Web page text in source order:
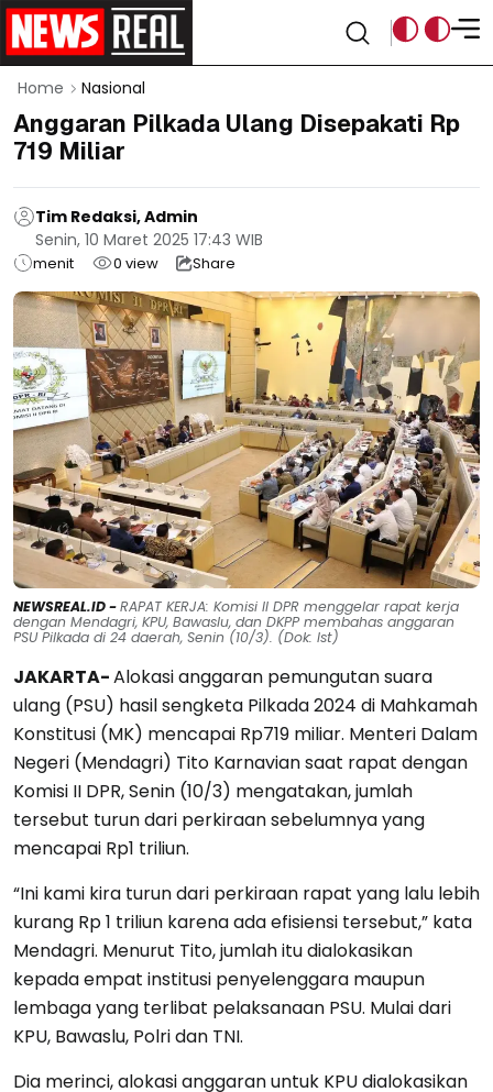
Home Nasional
Anggaran Pilkada Ulang Disepakati Rp
719 Miliar
Tim Redaksi, Admin
Senin, 10 Maret 2025 17:43 WIB
menit 0 view Share
NEWSREAL.ID -RAPAT KERJA: Komisi II DPR menggelar rapat kerja
dengan Mendagri, KPU, Bawaslu, dan DKPP membahas anggaran
PSU Pilkada di 24 daerah, Senin (10/3). (Dok: Ist)
JAKARTA-Alokasi anggaran pemungutan suara
ulang (PSU) hasil sengketa Pilkada 2024 di Mahkamah
Konstitusi (MK) mencapai Rp719 miliar. Menteri Dalam
Negeri (Mendagri) Tito Karnavian saat rapat dengan
Komisi II DPR, Senin (10/3) mengatakan, jumlah
tersebut turun dari perkiraan sebelumnya yang
mencapai Rp1 triliun.
“Ini kami kira turun dari perkiraan rapat yang lalu lebih
kurang Rp 1 triliun karena ada efisiensi tersebut,” kata
Mendagri. Menurut Tito, jumlah itu dialokasikan
kepada empat institusi penyelenggara maupun
lembaga yang terlibat pelaksanaan PSU. Mulai dari
KPU, Bawaslu, Polri dan TNI.
Dia merinci, alokasi anggaran untuk KPU dialokasikan